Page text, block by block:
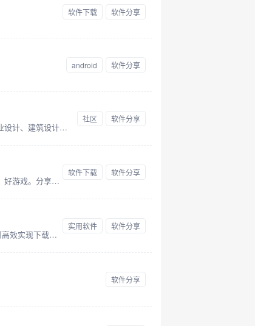
软件下载 软件分享
android 软件分享
国内最大的工业设计交流平台，百万犀牛软件爱好者和你一起学习犀牛，犀牛广泛用于工业设计、建筑设计等行业，学犀牛网校提供Rhino在线培训教学，grasshopper、t-splines、keyshot等教程
社区 软件分享
当快软件园提供安卓应用、安卓游戏、电脑游戏、电脑软件等各类资源下载。发现好应用、好游戏。分享新鲜有趣的app应用。全力打造一个软件、游戏及相关资讯的综合平台。
软件下载 软件分享
一键批量下载网页图片、视频、音频等内容，支持主流网站，完全免费。AIX智能下载器可高效实现下载管理，网页图片，视频，音频等内容的嗅探和下载。
实用软件 软件分享
软件分享